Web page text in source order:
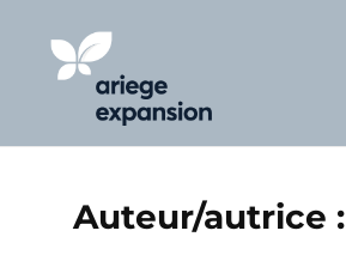
content
Auteur/autrice :